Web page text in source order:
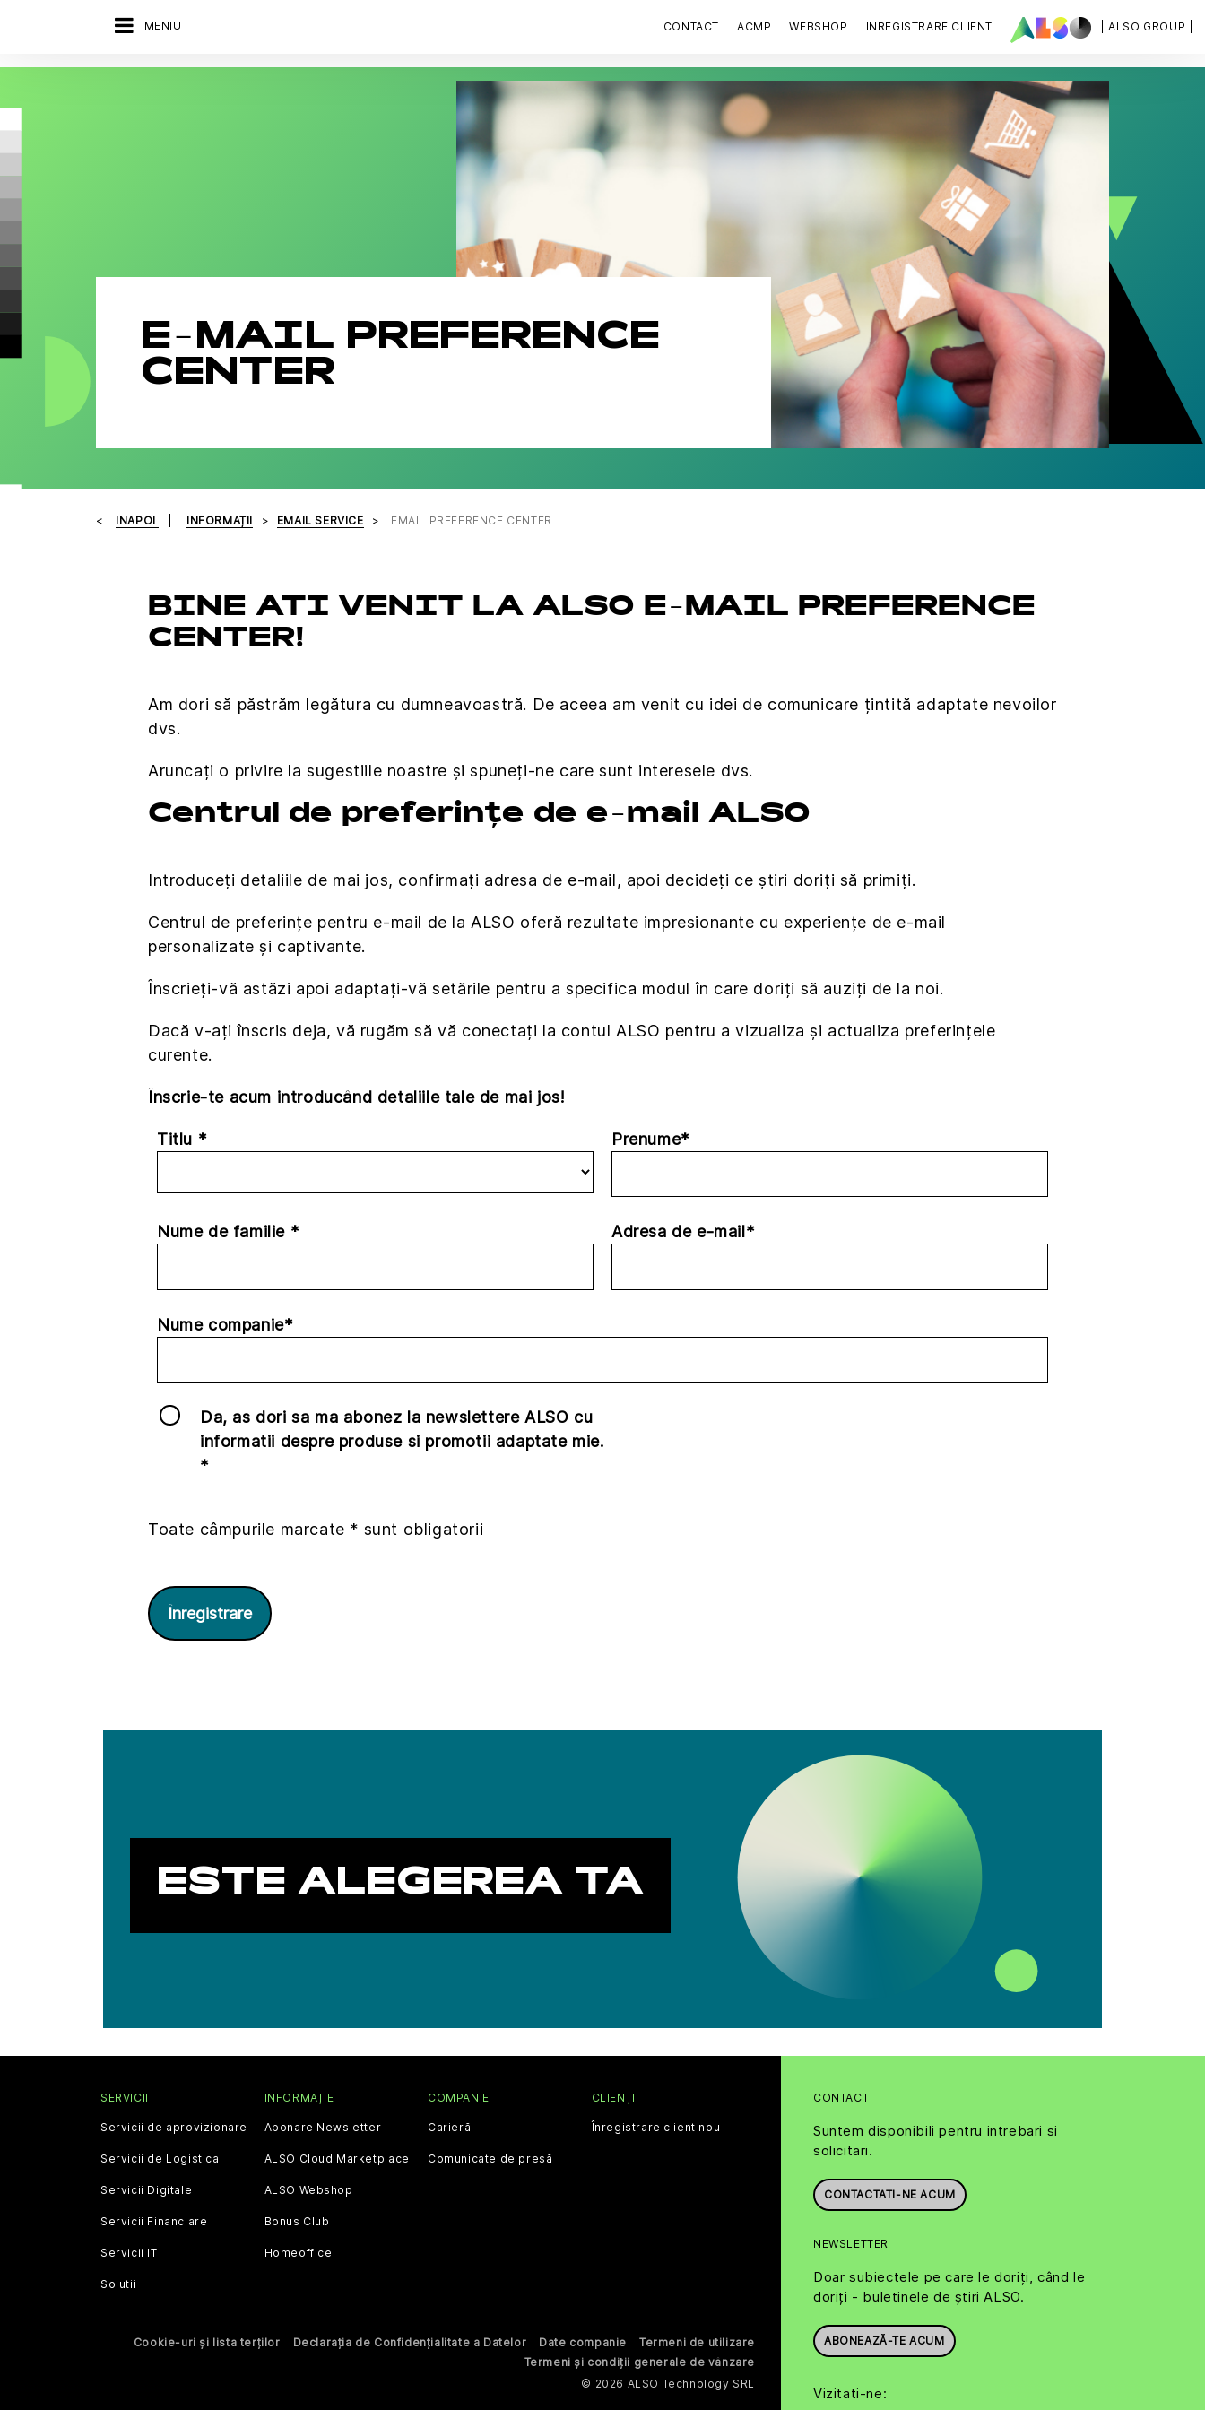
MENIU | ALSO GROUP |
CONTACT ACMP WEBSHOP INREGISTRARE CLIENT
E-MAIL PREFERENCE
CENTER
INAPOI INFORMAȚII EMAIL SERVICE EMAIL PREFERENCE CENTER
BINE ATI VENIT LA ALSO E-MAIL PREFERENCE
CENTER!
Am dori să păstrăm legătura cu dumneavoastră. De aceea am venit cu idei de comunicare țintită adaptate nevoilor
dvs.
Aruncați o privire la sugestiile noastre și spuneți-ne care sunt interesele dvs.
Centrul de preferințe de e-mail ALSO
Introduceți detaliile de mai jos, confirmați adresa de e-mail, apoi decideți ce știri doriți să primiți.
Centrul de preferințe pentru e-mail de la ALSO oferă rezultate impresionante cu experiențe de e-mail
personalizate și captivante.
Înscrieți-vă astăzi apoi adaptați-vă setările pentru a specifica modul în care doriți să auziți de la noi.
Dacă v-ați înscris deja, vă rugăm să vă conectați la contul ALSO pentru a vizualiza și actualiza preferințele
curente.
Înscrie-te acum introducând detaliile tale de mai jos!
Titlu * Prenume*
Nume de familie * Adresa de e-mail*
Nume companie*
Da, as dori sa ma abonez la newslettere ALSO cu
informatii despre produse si promotii adaptate mie.
*
Toate câmpurile marcate * sunt obligatorii
Înregistrare
ESTE ALEGEREA TA
CONTACT
Suntem disponibili pentru intrebari si
solicitari.
CONTACTATI-NE ACUM
NEWSLETTER
Doar subiectele pe care le doriți, când le
doriți - buletinele de știri ALSO.
ABONEAZĂ-TE ACUM
Vizitati-ne:
SERVICII
Servicii de aprovizionare
Servicii de Logistica
Servicii Digitale
Servicii Financiare
Servicii IT
Solutii
INFORMAȚIE
Abonare Newsletter
ALSO Cloud Marketplace
ALSO Webshop
Bonus Club
Homeoffice
COMPANIE
Carieră
Comunicate de presă
CLIENȚI
Înregistrare client nou
Cookie-uri și lista terților Declarația de Confidențialitate a Datelor Date companie
Termeni de utilizare
Termeni și condiții generale de vânzare
© 2026 ALSO Technology SRL